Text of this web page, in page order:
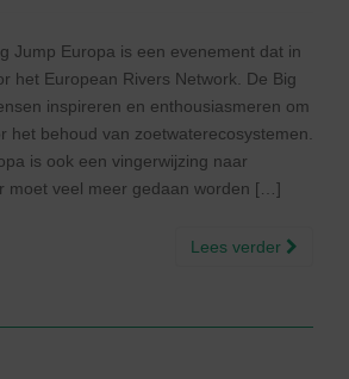
Jump Europa is een evenement dat in
het European Rivers Network. De Big
inspireren en enthousiasmeren om
het behoud van zoetwaterecosystemen.
is ook een vingerwijzing naar
moet veel meer gedaan worden […]
Lees verder